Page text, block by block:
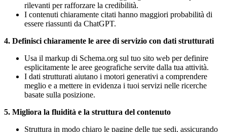
rilevanti per rafforzare la credibilità.
I contenuti chiaramente citati hanno maggiori probabilità di
essere riassunti da ChatGPT.
4. Definisci chiaramente le aree di servizio con dati strutturati
Usa il markup di Schema.org sul tuo sito web per definire
esplicitamente le aree geografiche servite dalla tua attività.
I dati strutturati aiutano i motori generativi a comprendere
meglio e a mettere in evidenza i tuoi servizi nelle ricerche
basate sulla posizione.
5. Migliora la fluidità e la struttura del contenuto
Struttura in modo chiaro le pagine delle tue sedi, assicurando